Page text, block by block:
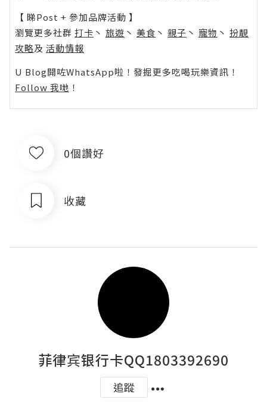
【 睇Post + 參加品牌活動 】
瀏覽更多社群 打卡 丶 旅遊 丶 美食 丶 親子 丶 寵物 丶 扮靚
攻略及 活動情報
U Blog開咗WhatsApp啦！發掘更多吃喝玩樂資訊！
Follow 我哋 ！
0個讚好
收藏
菲律宾银行卡QQ1803392690
追蹤